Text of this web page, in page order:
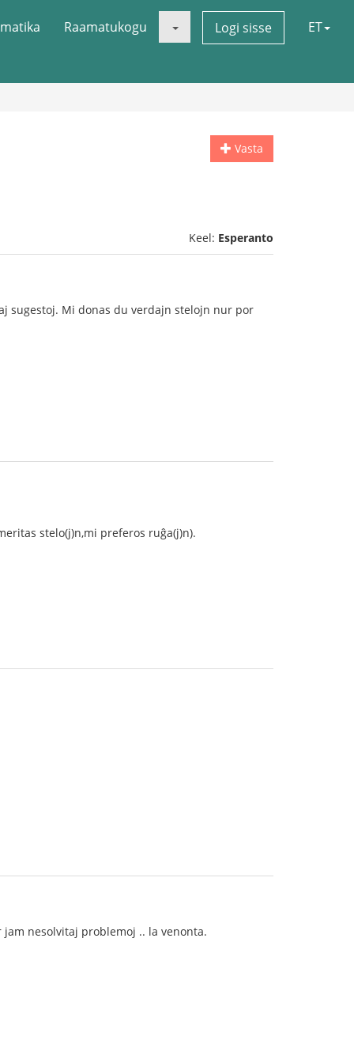
Raamatukogu Logi sisse ET
Vasta
Keel: Esperanto
sugestoj. Mi donas du verdajn stelojn nur por
stelo(j)n,mi preferos ruĝa(j)n).
nesolvitaj problemoj .. la venonta.